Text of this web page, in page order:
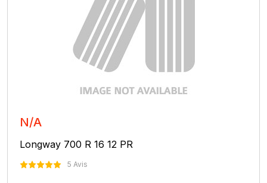
N/A
Longway 700 R 16 12 PR
5 Avis